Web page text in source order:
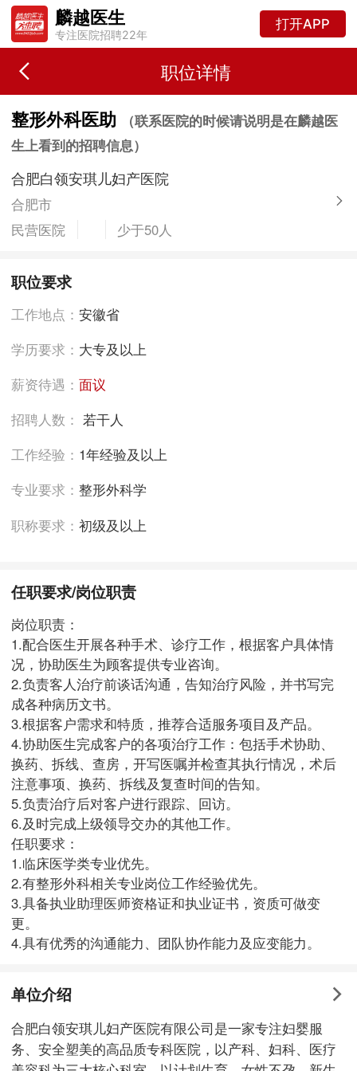
麟越医生
专注医院招聘22年
打开APP
职位详情
整形外科医助
（联系医院的时候请说明是在麟越医
生上看到的招聘信息）
合肥白领安琪儿妇产医院
合肥市
民营医院
少于50人
职位要求
工作地点：安徽省
学历要求： 大专及以上
薪资待遇：面议
招聘人数：若干人
工作经验： 1年经验及以上
专业要求：整形外科学
职称要求：初级及以上
任职要求/岗位职责
岗位职责：
1.配合医生开展各种手术、诊疗工作，根据客户具体情
况，协助医生为顾客提供专业咨询。
2.负责客人治疗前谈话沟通，告知治疗风险，并书写完
成各种病历文书。
3.根据客户需求和特质，推荐合适服务项目及产品。
4.协助医生完成客户的各项治疗工作：包括手术协助、
换药、拆线、查房，开写医嘱并检查其执行情况，术后
注意事项、换药、拆线及复查时间的告知。
5.负责治疗后对客户进行跟踪、回访。
6.及时完成上级领导交办的其他工作。
任职要求：
1.临床医学类专业优先。
2.有整形外科相关专业岗位工作经验优先。
3.具备执业助理医师资格证和执业证书，资质可做变
更。
4.具有优秀的沟通能力、团队协作能力及应变能力。
单位介绍
合肥白领安琪儿妇产医院有限公司是一家专注妇婴服
务、安全塑美的高品质专科医院，以产科、妇科、医疗